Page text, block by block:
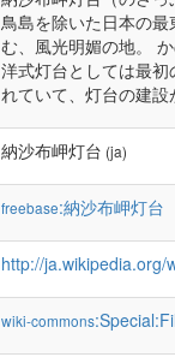
鳥島を除いた日本の
む、風光明媚の地。
洋式灯台としては最
れていて、灯台の建設
納沙布岬灯台 (ja)
freebase:納沙布岬灯台
http://ja.wikipedia.org/
wiki-commons